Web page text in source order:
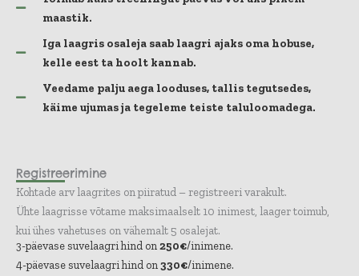
maastik.
Iga laagris osaleja saab laagri ajaks oma hobuse,
kelle eest ta hoolt kannab.
Veedame palju aega looduses, tallis tegutsedes,
käime ujumas ja tegeleme teiste taluloomadega.
Registreerimine
Kohtade arv laagrites on piiratud – registreeri varakult.
Ühte laagrisse võtame maksimaalselt 10 inimest, laager toimub,
kui ühes vahetuses on vähemalt 5 osalejat.
3-päevase suvelaagri hind on250€/inimene.
4-päevase suvelaagri hind on330€/inimene.